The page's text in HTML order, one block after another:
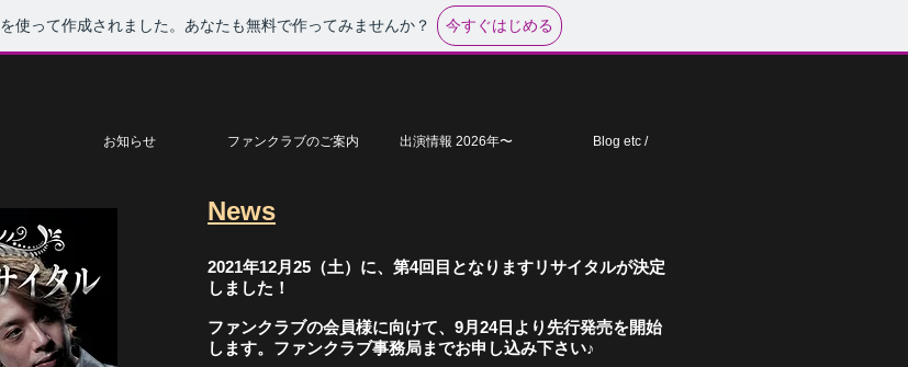
を使って作成されました。あなたも無料で作ってみませんか？ 今すぐはじめる
お知らせ ファンクラブのご案内 出演情報 2026年〜 Blog etc /
News
2021年12月25（土）に、第4回目となりますリサイタルが決定
しました！
ファンクラブの会員様に向けて、9月24日より先行発売を開始
します。ファンクラブ事務局までお申し込み下さい♪